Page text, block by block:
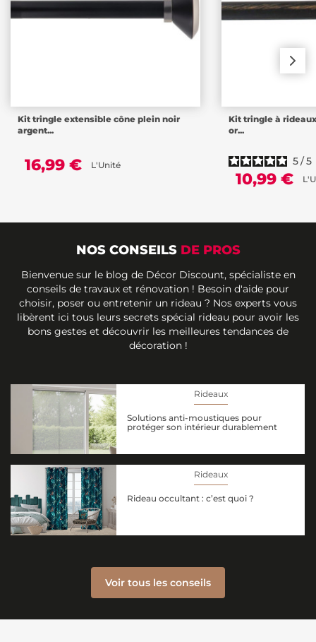
Kit tringle extensible cône plein noir
argent...
16,99 € L'Unité
Kit tringle à
or...
5/5
10,99 €
NOS CONSEILS DE PROS
Bienvenue sur le blog de Décor Discount, spécialiste en
conseils de travaux et rénovation ! Besoin d'aide pour
choisir, poser ou entretenir un rideau ? Nos experts vous
libèrent ici tous leurs secrets spécial rideau pour avoir les
bons gestes et découvrir les meilleures tendances de
décoration !
Rideaux
Solutions anti-moustiques pour
protéger son intérieur durablement
Rideaux
Rideau occultant : c’est quoi ?
Voir tous les conseils